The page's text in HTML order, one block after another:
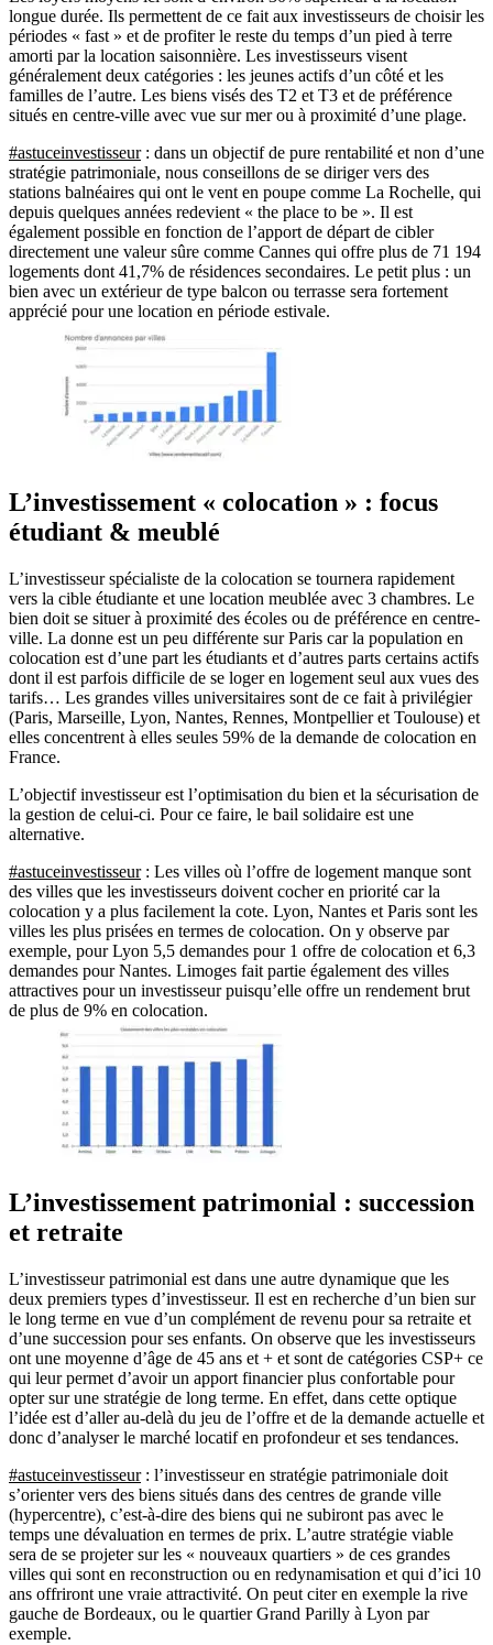
longue durée. Ils permettent de ce fait aux investisseurs de choisir les
périodes « fast » et de profiter le reste du temps d’un pied à terre
amorti par la location saisonnière. Les investisseurs visent
généralement deux catégories : les jeunes actifs d’un côté et les
familles de l’autre. Les biens visés des T2 et T3 et de préférence
situés en centre-ville avec vue sur mer ou à proximité d’une plage.
#astuceinvestisseur: dans un objectif de pure rentabilité et non d’une
stratégie patrimoniale, nous conseillons de se diriger vers des
stations balnéaires qui ont le vent en poupe comme La Rochelle, qui
depuis quelques années redevient « the place to be ». Il est
également possible en fonction de l’apport de départ de cibler
directement une valeur sûre comme Cannes qui offre plus de 71 194
logements dont 41,7% de résidences secondaires. Le petit plus : un
bien avec un extérieur de type balcon ou terrasse sera fortement
apprécié pour une location en période estivale.
L’investissement « colocation » : focus
étudiant & meublé
L’investisseur spécialiste de la colocation se tournera rapidement
vers la cible étudiante et une location meublée avec 3 chambres. Le
bien doit se situer à proximité des écoles ou de préférence en centre-
ville. La donne est un peu différente sur Paris car la population en
colocation est d’une part les étudiants et d’autres parts certains actifs
dont il est parfois difficile de se loger en logement seul aux vues des
tarifs… Les grandes villes universitaires sont de ce fait à privilégier
(Paris, Marseille, Lyon, Nantes, Rennes, Montpellier et Toulouse) et
elles concentrent à elles seules 59% de la demande de colocation en
France.
L’objectif investisseur est l’optimisation du bien et la sécurisation de
la gestion de celui-ci. Pour ce faire, le bail solidaire est une
alternative.
#astuceinvestisseur: Les villes où l’offre de logement manque sont
des villes que les investisseurs doivent cocher en priorité car la
colocation y a plus facilement la cote. Lyon, Nantes et Paris sont les
villes les plus prisées en termes de colocation. On y observe par
exemple, pour Lyon 5,5 demandes pour 1 offre de colocation et 6,3
demandes pour Nantes. Limoges fait partie également des villes
attractives pour un investisseur puisqu’elle offre un rendement brut
de plus de 9% en colocation.
L’investissement patrimonial : succession
et retraite
L’investisseur patrimonial est dans une autre dynamique que les
deux premiers types d’investisseur. Il est en recherche d’un bien sur
le long terme en vue d’un complément de revenu pour sa retraite et
d’une succession pour ses enfants. On observe que les investisseurs
ont une moyenne d’âge de 45 ans et + et sont de catégories CSP+ ce
qui leur permet d’avoir un apport financier plus confortable pour
opter sur une stratégie de long terme. En effet, dans cette optique
l’idée est d’aller au-delà du jeu de l’offre et de la demande actuelle et
donc d’analyser le marché locatif en profondeur et ses tendances.
#astuceinvestisseur: l’investisseur en stratégie patrimoniale doit
s’orienter vers des biens situés dans des centres de grande ville
(hypercentre), c’est-à-dire des biens qui ne subiront pas avec le
temps une dévaluation en termes de prix. L’autre stratégie viable
sera de se projeter sur les « nouveaux quartiers » de ces grandes
villes qui sont en reconstruction ou en redynamisation et qui d’ici 10
ans offriront une vraie attractivité. On peut citer en exemple la rive
gauche de Bordeaux, ou le quartier Grand Parilly à Lyon par
exemple.